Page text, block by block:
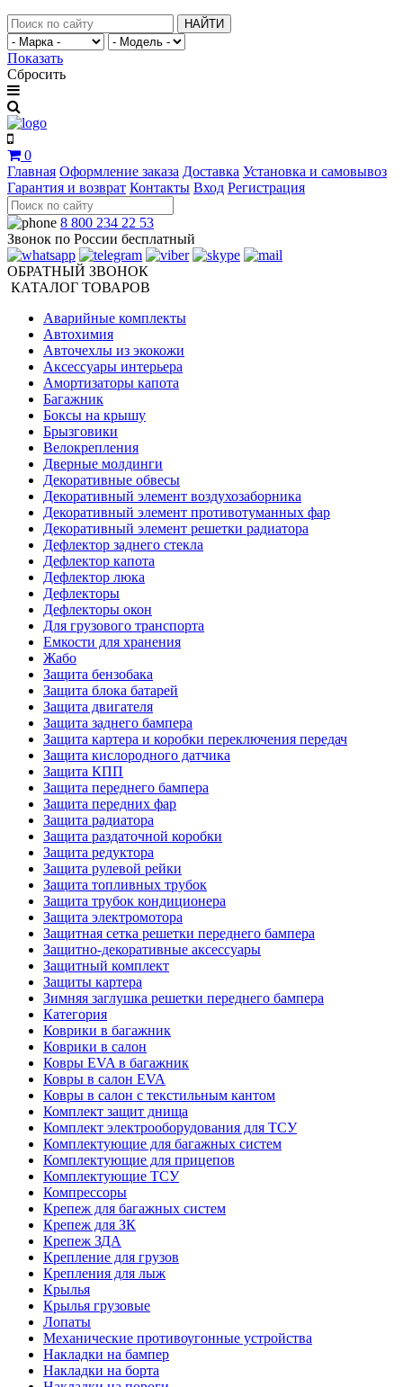
НАЙТИ
Показать
Сбросить
0
Главная Оформление заказа Доставка Установка и самовывоз
Гарантия и возврат Контакты Вход Регистрация
8 800 234 22 53
Звонок по России бесплатный
ОБРАТНЫЙ ЗВОНОК
КАТАЛОГ ТОВАРОВ
Аварийные комплекты
Автохимия
Авточехлы из экокожи
Аксессуары интерьера
Амортизаторы капота
Багажник
Боксы на крышу
Брызговики
Велокрепления
Дверные молдинги
Декоративные обвесы
Декоративный элемент воздухозаборника
Декоративный элемент противотуманных фар
Декоративный элемент решетки радиатора
Дефлектор заднего стекла
Дефлектор капота
Дефлектор люка
Дефлекторы
Дефлекторы окон
Для грузового транспорта
Емкости для хранения
Жабо
Защита бензобака
Защита блока батарей
Защита двигателя
Защита заднего бампера
Защита картера и коробки переключения передач
Защита кислородного датчика
Защита КПП
Защита переднего бампера
Защита передних фар
Защита радиатора
Защита раздаточной коробки
Защита редуктора
Защита рулевой рейки
Защита топливных трубок
Защита трубок кондиционера
Защита электромотора
Защитная сетка решетки переднего бампера
Защитно-декоративные аксессуары
Защитный комплект
Защиты картера
Зимняя заглушка решетки переднего бампера
Категория
Коврики в багажник
Коврики в салон
Ковры EVA в багажник
Ковры в салон EVA
Ковры в салон с текстильным кантом
Комплект защит днища
Комплект электрооборудования для ТСУ
Комплектующие для багажных систем
Комплектующие для прицепов
Комплектующие ТСУ
Компрессоры
Крепеж для багажных систем
Крепеж для ЗК
Крепеж ЗДА
Крепление для грузов
Крепления для лыж
Крылья
Крылья грузовые
Лопаты
Механические противоугонные устройства
Накладки на бампер
Накладки на борта